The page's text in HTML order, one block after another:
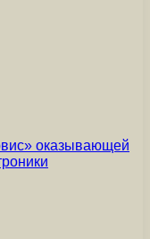
оказывающей